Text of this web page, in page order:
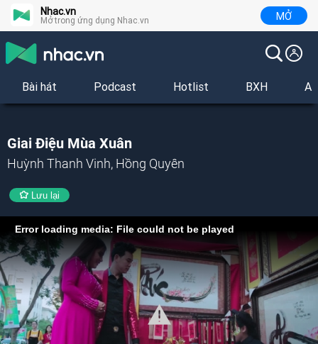
Nhac.vn
Mở trong ứng dụng Nhac.vn MỞ
Bài hát Podcast Hotlist BXH
Giai Điệu Mùa Xuân
Huỳnh Thanh Vinh, Hồng Quyên
Lưu lại
Error loading media: File could not be played